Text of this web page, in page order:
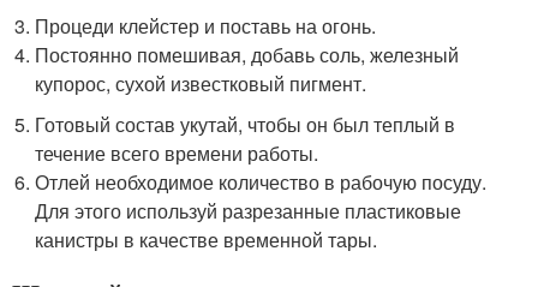
Процеди клейстер и поставь на огонь.
Постоянно помешивая, добавь соль, железный
купорос, сухой известковый пигмент.
Готовый состав укутай, чтобы он был теплый в
течение всего времени работы.
Отлей необходимое количество в рабочую посуду.
Для этого используй разрезанные пластиковые
канистры в качестве временной тары.